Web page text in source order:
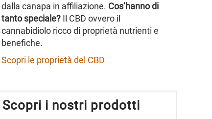
dalla canapa in affiliazione. Cos’hanno di
tanto speciale?Il CBD ovvero il
cannabidiolo ricco di proprietà nutrienti e
benefiche.
Scopri le proprietà del CBD
Scopri i nostri prodotti